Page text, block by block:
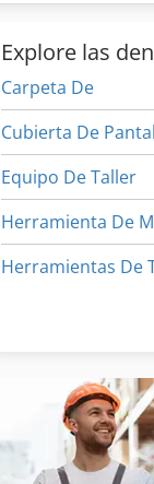
Explore las
Carpeta De
Cubierta De
Equipo De Taller
Herramienta De
Herramientas De
Mesa De Lijado
Mesa De Montaje